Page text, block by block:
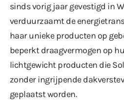
sinds vorig jaar gevestigd in
verduurzaamt de
haar unieke producten op
beperkt draagvermogen op
lichtgewicht producten die
zonder ingrijpende
geplaatst worden.